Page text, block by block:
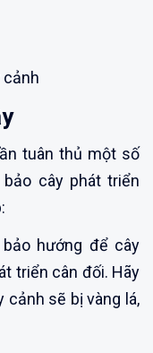
cảnh
tuân thủ một số
cây phát triển
hướng để cây
triển cân đối. Hãy
cảnh sẽ bị vàng lá,